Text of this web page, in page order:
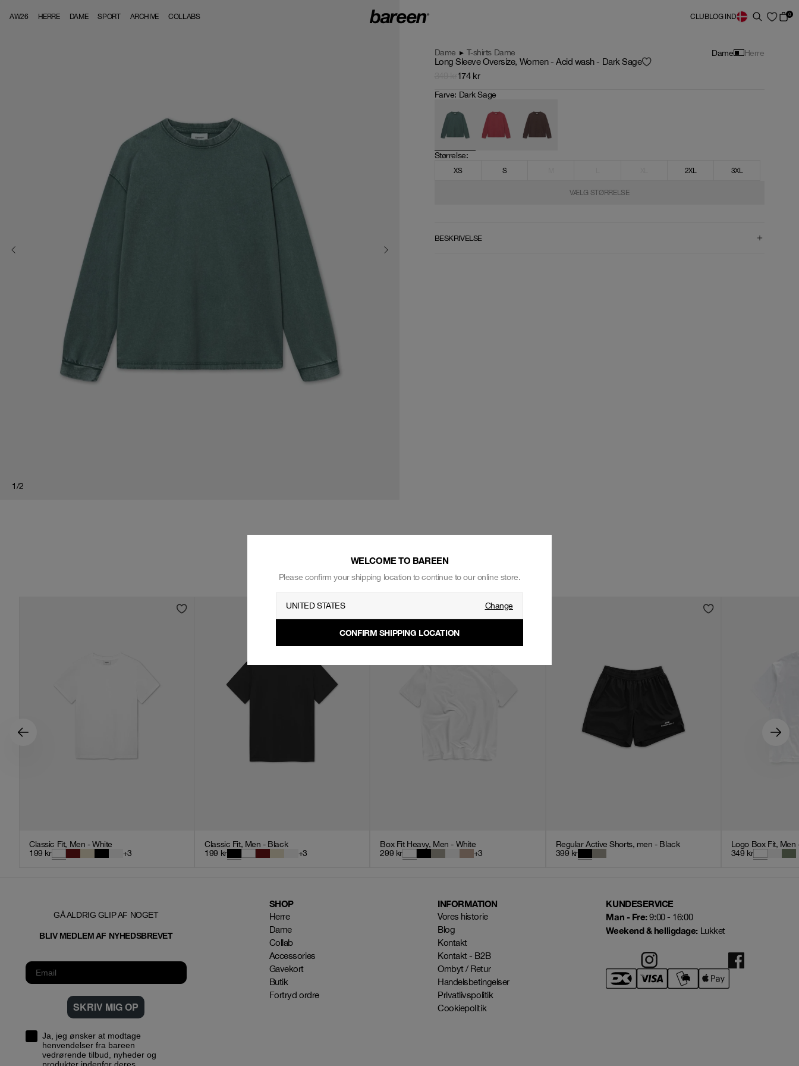
AW26 HERRE DAME SPORT ARCHIVE COLLABS CLUBLOG IND 0
1/2
Dame ▸ T-shirts Dame Dame Herre
Long Sleeve Oversize, Women - Acid wash - Dark Sage
174 kr
Farve: Dark Sage
Størrelse:
XS S 2XL 3XL
VÆLG STØRRELSE
BESKRIVELSE
VORES COMMUNITY
Classic Fit, Men - White
199 kr +3
Classic Fit, Men - Black
199 kr +3
Box Fit Heavy, Men - White
299 kr +3
Regular Active Shorts, men - Black
399 kr
Logo Box Fit, Men
349 kr
GÅ ALDRIG GLIP AF NOGET
BLIV MEDLEM AF NYHEDSBREVET
SKRIV MIG OP
Ja, jeg ønsker at modtage
henvendelser fra bareen
vedrørende tilbud, nyheder og
SHOP
Herre
Dame
Collab
Accessories
Gavekort
Butik
Fortryd ordre
INFORMATION
Vores historie
Blog
Kontakt
Kontakt - B2B
Ombyt / Retur
Handelsbetingelser
Privatlivspolitik
Cookiepolitik
KUNDESERVICE
Man - Fre:9:00 - 16:00
Weekend & helligdage:Lukket
WELCOME TO BAREEN
Please confirm your shipping location to continue to our online store.
UNITED STATES Change
CONFIRM SHIPPING LOCATION